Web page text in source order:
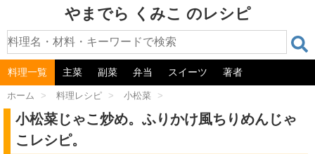
やまでら くみこ のレシピ
料理一覧 主菜 副菜 弁当 スイーツ 著者
ホーム > 料理レシピ > 小松菜 >
小松菜じゃこ炒め。ふりかけ風ちりめんじゃ
こレシピ。